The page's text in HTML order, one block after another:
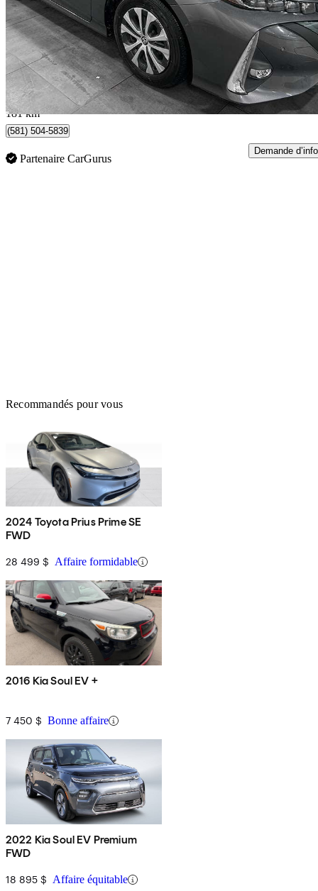
Technology FWD 47 912 km
25 984 $ Affaire
456 $/mois env.
Québec, QC
181 km
(581) 504-5839
Partenaire CarGurus
Demande d’info
Recommandés pour vous
2024 Toyota Prius Prime SE
FWD
28 499 $ Affaire formidable
2016 Kia Soul EV +
7 450 $ Bonne affaire
2022 Kia Soul EV Premium
FWD
18 895 $ Affaire équitable